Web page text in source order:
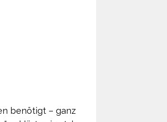
benötigt – ganz